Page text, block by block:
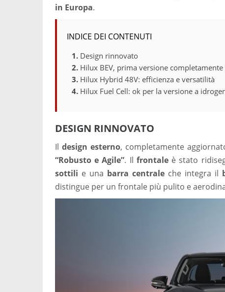
in Europa.
INDICE DEI CONTENUTI
Design rinnovato
Hilux BEV, prima versione
Hilux Hybrid 48V: efficienza e versatilità
Hilux Fuel Cell: ok per la versione a
DESIGN RINNOVATO
Ildesign esterno, completamente
“Robusto e Agile”. Il frontaleè stato
sottili e una barra centrale che integra il
distingue per un frontale più pulito e